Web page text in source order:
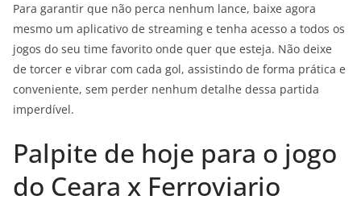
Para garantir que não perca nenhum lance, baixe agora
mesmo um aplicativo de streaming e tenha acesso a todos os
jogos do seu time favorito onde quer que esteja. Não deixe
de torcer e vibrar com cada gol, assistindo de forma prática e
conveniente, sem perder nenhum detalhe dessa partida
imperdível.
Palpite de hoje para o jogo
do Ceara x Ferroviario